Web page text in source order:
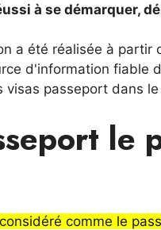
à se démarquer,
a été réalisée à partir
d'information fiable
visas passeport dans
le
comme le